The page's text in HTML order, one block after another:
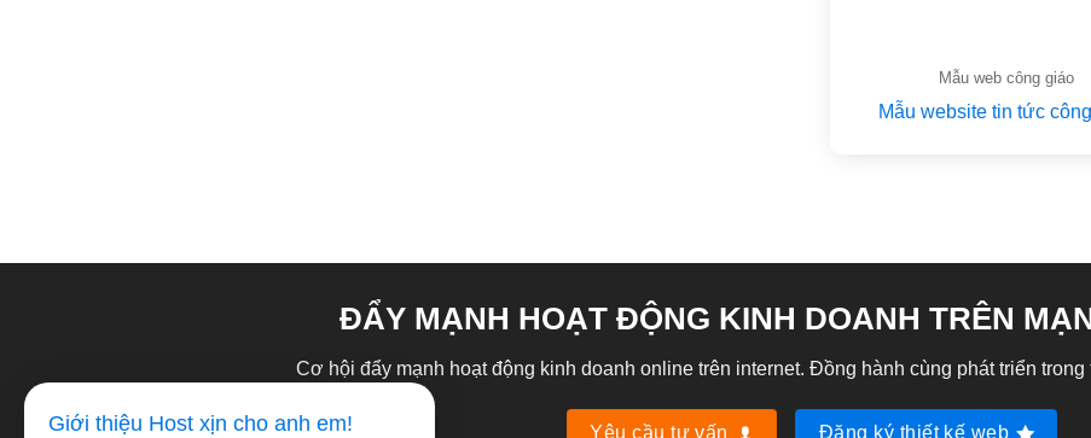
Mẫu web công giáo
Mẫu website tin tức
ĐẨY MẠNH HOẠT ĐỘNG KINH DOANH TRÊN
Cơ hội đẩy mạnh hoạt động kinh doanh online trên internet. Đồng hành cùng phát triển
Yêu cầu tư vấn Đăng ký thiết kế web
Giới thiệu Host xịn cho anh em!